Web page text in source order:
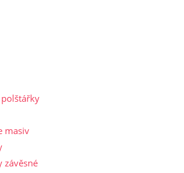
masiv
závěsné